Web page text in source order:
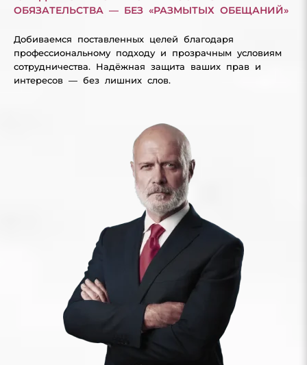
ОБЯЗАТЕЛЬСТВА — БЕЗ «РАЗМЫТЫХ ОБЕЩАНИЙ»
Добиваемся поставленных целей благодаря
профессиональному подходу и прозрачным условиям
сотрудничества. Надёжная защита ваших прав и
интересов — без лишних слов.